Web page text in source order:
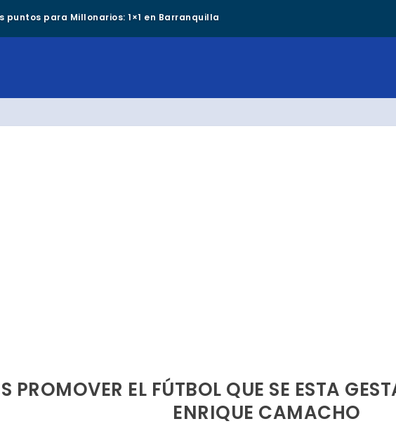
puntos para Millonarios: 1×1 en Barranquilla
PROMOVER EL FÚTBOL QUE SE ESTA
ENRIQUE CAMACHO